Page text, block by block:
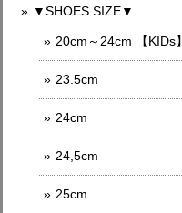
▼SHOES SIZE▼
20cm～24cm 【KIDs】
23.5cm
24cm
24,5cm
25cm